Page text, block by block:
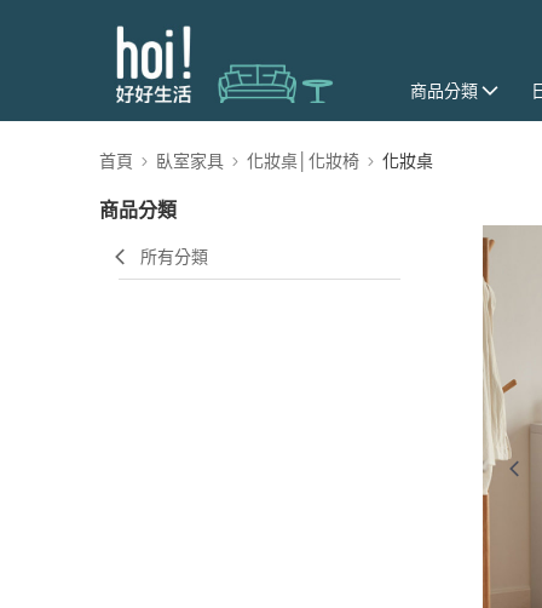
商品分類
首頁 臥室家具 化妝桌│化妝椅 化妝桌
商品分類
所有分類